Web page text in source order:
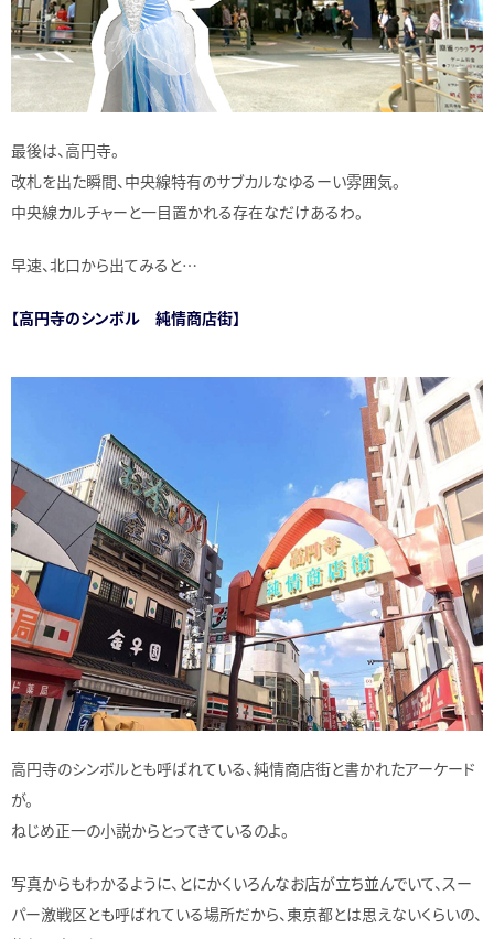
最後は、高円寺。
改札を出た瞬間、中央線特有のサブカルなゆるーい雰囲気。
中央線カルチャーと一目置かれる存在なだけあるわ。
早速、北口から出てみると…
【高円寺のシンボル 純情商店街】
高円寺のシンボルとも呼ばれている、純情商店街と書かれたアーケード
が。
ねじめ正一の小説からとってきているのよ。
写真からもわかるように、とにかくいろんなお店が立ち並んでいて、スー
パー激戦区とも呼ばれている場所だから、東京都とは思えないくらいの、